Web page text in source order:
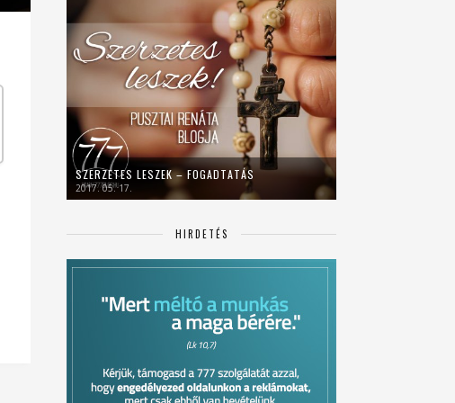
SZERZETES LESZEK – FOGADTATÁS
2017. 05. 17.
HIRDETÉS